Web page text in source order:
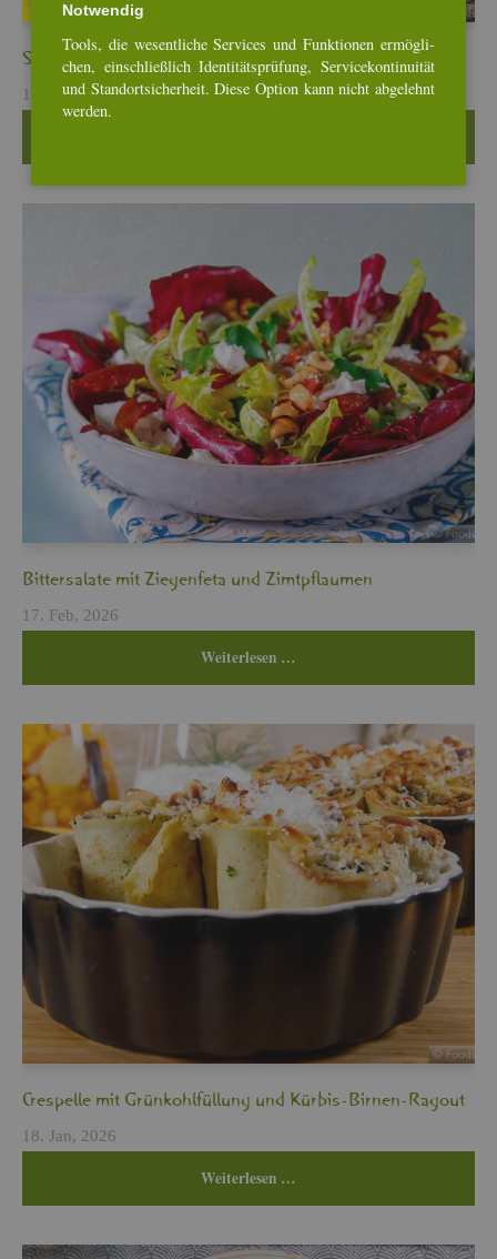
Steck­rü­be-Ro­sen­kohl-Curry mit But­ter Chi­cken
12. Mär, 2026
Bit­ter­sa­la­te mit Zie­gen­fe­ta und Zimt­pflau­men
17. Feb, 2026
Wei­ter­le­sen …
Cres­pel­le mit Grün­kohl­fül­lung und Kür­bis-Bir­nen-Ra­gout
18. Jan, 2026
Wei­ter­le­sen …
Not­wen­dig
Tools, die we­sent­li­che Ser­vices und Funk­tio­nen er­mög­li­
chen, ein­schlie­ß­lich Iden­ti­täts­prü­fung, Ser­vice­kon­ti­nui­tät
und Stand­ort­si­cher­heit. Diese Op­ti­on kann nicht ab­ge­lehnt
wer­den.